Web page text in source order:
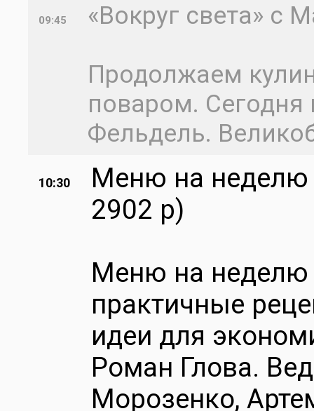
09:45
«Вокруг света» с
Продолжаем
поваром.
Фельдель.
10:30
Меню на неделю
2902 р)
Меню на неделю
практичные
идеи для
Роман Глова.
Морозенко,